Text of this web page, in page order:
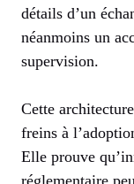
détails d’un
néanmoins un
supervision.
Cette
freins à
Elle prouve